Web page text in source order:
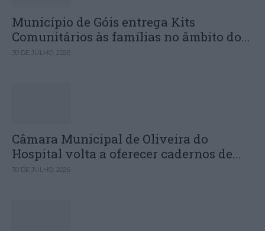
Município de Góis entrega Kits
Comunitários às famílias no âmbito do...
30 DE JULHO, 2026
Câmara Municipal de Oliveira do
Hospital volta a oferecer cadernos de...
30 DE JULHO, 2026